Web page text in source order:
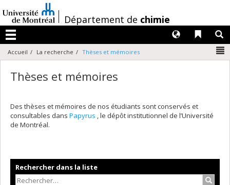
au
contenu
/Département de chimie
Menu
Liens
Langues
Accueil La recherche Thèses et mémoires
Thèses et mémoires
Des thèses et mémoires de nos étudiants sont conservés et
consultables dans Papyrus , le dépôt institutionnel de l’Université
de Montréal.
Rechercher dans la liste